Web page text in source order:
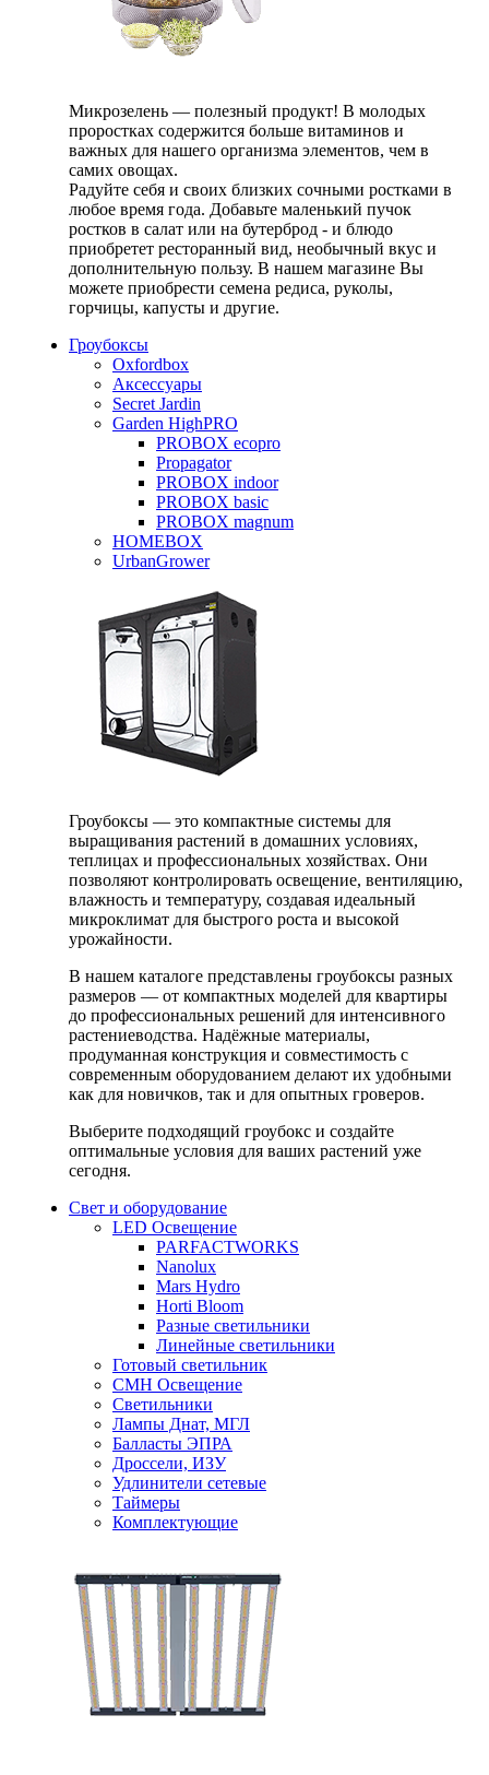
Микрозелень — полезный продукт! В молодых
проростках содержится больше витаминов и
важных для нашего организма элементов, чем в
самих овощах.
Радуйте себя и своих близких сочными ростками в
любое время года. Добавьте маленький пучок
ростков в салат или на бутерброд - и блюдо
приобретет ресторанный вид, необычный вкус и
дополнительную пользу. В нашем магазине Вы
можете приобрести семена редиса, руколы,
горчицы, капусты и другие.
Гроубоксы
Oxfordbox
Аксессуары
Secret Jardin
Garden HighPRO
PROBOX ecopro
Propagator
PROBOX indoor
PROBOX basic
PROBOX magnum
HOMEBOX
UrbanGrower
Гроубоксы — это компактные системы для
выращивания растений в домашних условиях,
теплицах и профессиональных хозяйствах. Они
позволяют контролировать освещение, вентиляцию,
влажность и температуру, создавая идеальный
микроклимат для быстрого роста и высокой
урожайности.
В нашем каталоге представлены гроубоксы разных
размеров — от компактных моделей для квартиры
до профессиональных решений для интенсивного
растениеводства. Надёжные материалы,
продуманная конструкция и совместимость с
современным оборудованием делают их удобными
как для новичков, так и для опытных гроверов.
Выберите подходящий гроубокс и создайте
оптимальные условия для ваших растений уже
сегодня.
Свет и оборудование
LED Освещение
PARFACTWORKS
Nanolux
Mars Hydro
Horti Bloom
Разные светильники
Линейные светильники
Готовый светильник
CMH Освещение
Светильники
Лампы Днат, МГЛ
Балласты ЭПРА
Дроссели, ИЗУ
Удлинители сетевые
Таймеры
Комплектующие